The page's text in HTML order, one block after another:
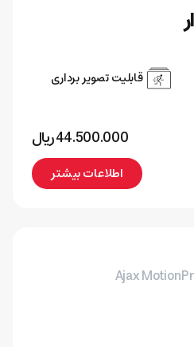
قابلیت تصویر‌ برداری
44.500.000﷼
اطلاعات بیشتر